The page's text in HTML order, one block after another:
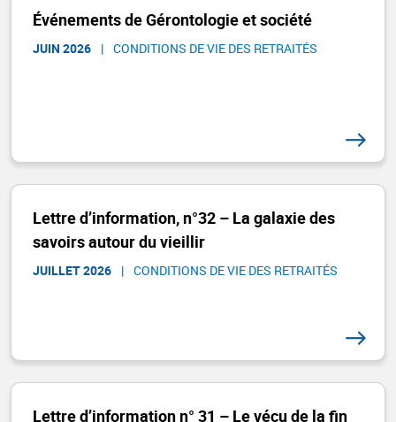
Événements de Gérontologie et société
JUIN 2026 | CONDITIONS DE VIE DES RETRAITÉS
Lettre d’information, n°32 – La galaxie des
savoirs autour du vieillir
JUILLET 2026 | CONDITIONS DE VIE DES RETRAITÉS
Lettre d’information n° 31 – Le vécu de la fin